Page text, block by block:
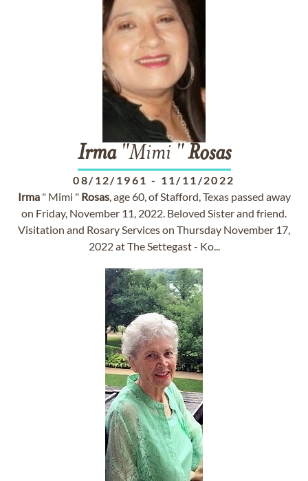
Irma"Mimi "Rosas
08/12/1961 - 11/11/2022
Irma" Mimi " Rosas, age 60, of Stafford, Texas passed away
on Friday, November 11, 2022. Beloved Sister and friend.
Visitation and Rosary Services on Thursday November 17,
2022 at The Settegast - Ko...